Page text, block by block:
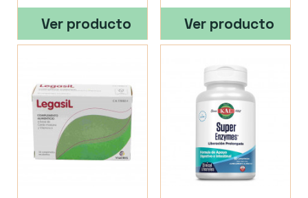
Ver producto Ver producto